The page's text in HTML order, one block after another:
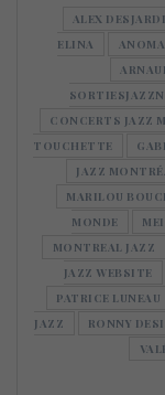
ALEX
ELINA
CONCERTS JAZZ
TOUCHETTE
JAZZ
MARILOU
MONDE
MONTREAL JAZZ
JAZZ WEBSITE
PATRICE LUNEAU
JAZZ
RONNY